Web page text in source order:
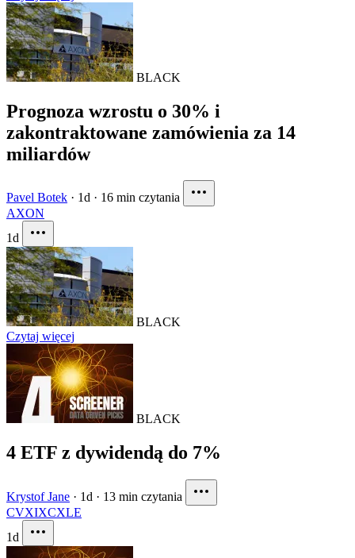
BLACK
Prognoza wzrostu o 30% i
zakontraktowane zamówienia za 14
miliardów
Pavel Botek · 1d · 16 min czytania
AXON
1d
BLACK
Czytaj więcej
BLACK
4 ETF z dywidendą do 7%
Krystof Jane · 1d · 13 min czytania
CVXIXCXLE
1d